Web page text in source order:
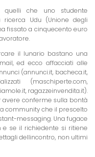
quelli che uno studente
Udu (Unione degli
fissato a cinquecento euro
il lunario bastano una
ed ecco affacciati alle
(annunci.it, bacheca.it,
(maschiperte.com,
ragazzeinvendita.it).
avere conferme sulla bontà
community che il prescelto
messaging. Una fugace
se il richiedente si ritiene
dellincontro, non ultimi